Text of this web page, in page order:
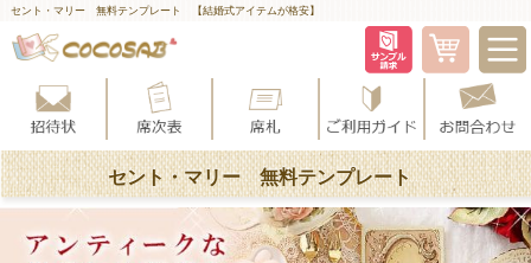
セント・マリー 無料テンプレート 【結婚式アイテムが格安】
セント・マリー 無料テンプレート